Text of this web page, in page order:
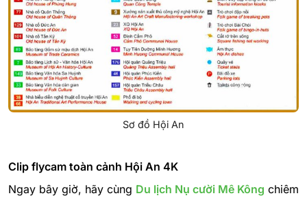
Sơ đồ Hội An
Clip flycam toàn cảnh Hội An 4K
Ngay bây giờ, hãy cùng Du lịch Nụ cười Mê Kông chiêm